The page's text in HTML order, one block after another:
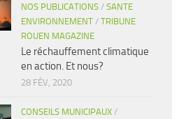
NOS PUBLICATIONS / SANTE
ENVIRONNEMENT / TRIBUNE
ROUEN MAGAZINE
Le réchauffement climatique
en action. Et nous?
28 FÉV, 2020
CONSEILS MUNICIPAUX /